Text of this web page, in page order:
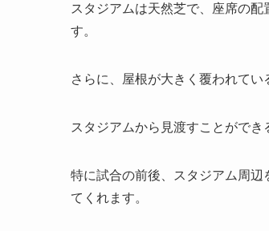
スタジアムは天然芝で、座席の
す。
さらに、屋根が大きく覆われてい
スタジアムから見渡すことができ
特に試合の前後、スタジアム周辺
てくれます。